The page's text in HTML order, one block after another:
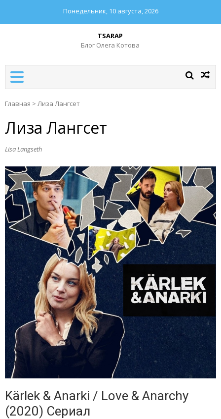
Понедельник, 10 августа, 2026
TSARAP
Блог Олега Котова
Главная > Лиза Лангсет
Лиза Лангсет
Lisa Langseth
Kärlek & Anarki / Love & Anarchy
(2020) Сериал